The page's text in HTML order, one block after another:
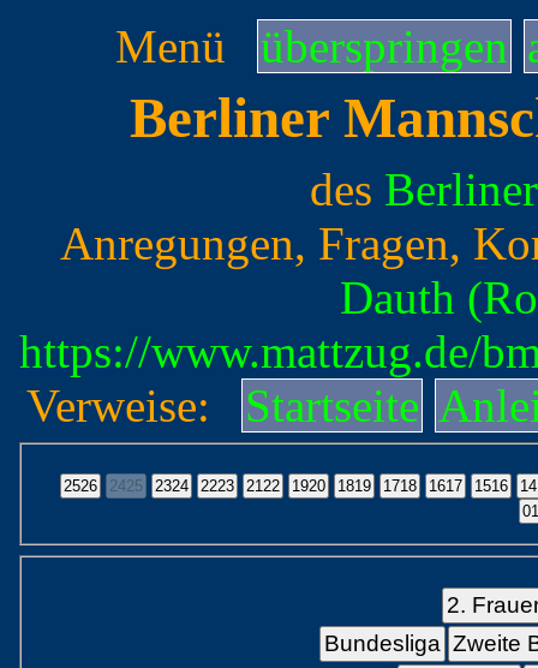
Menü überspringen
Berliner
des
Anregungen, Fragen,
Dauth
https://www.mattzug.de/
Verweise:
Startseite
2.
Bundesliga Zweite